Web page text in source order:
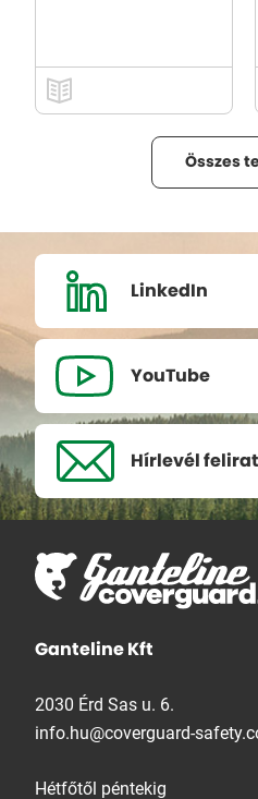
Összes
LinkedIn
YouTube
Hírlevél
Ganteline Kft
2030 Érd Sas u. 6.
info.hu@coverguard-
Hétfőtől péntekig